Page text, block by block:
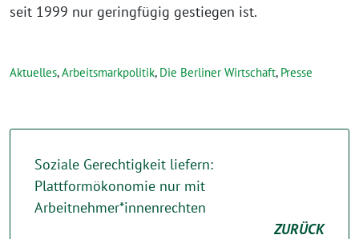
seit 1999 nur geringfügig gestiegen ist.
Aktuelles,Arbeitsmarkpolitik, Die Berliner Wirtschaft, Presse
Soziale Gerechtigkeit liefern:
Plattformökonomie nur mit
Arbeitnehmer*innenrechten
ZURÜCK